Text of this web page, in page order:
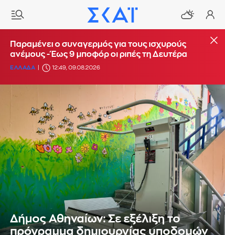
Παραμένει ο συναγερμός για τους ισχυρούς
ανέμους - Έως 9 μποφόρ οι ριπές τη Δευτέρα
ΕΛΛΑΔΑ 12:49, 09.08.2026
Δήμος Αθηναίων: Σε εξέλιξη το
πρόγραμμα δημιουργίας υποδομών